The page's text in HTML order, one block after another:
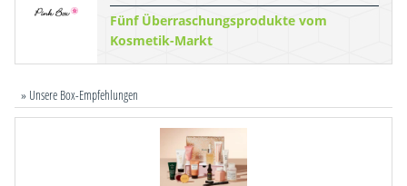
Fünf Überraschungsprodukte vom
Kosmetik-Markt
» Unsere Box-Empfehlungen